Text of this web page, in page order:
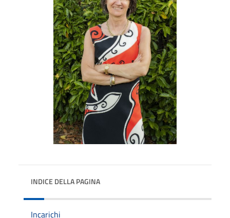
INDICE DELLA PAGINA
Incarichi